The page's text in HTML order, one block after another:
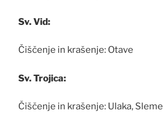
Sv. Vid:
Čiščenje in krašenje: Otave
Sv. Trojica:
Čiščenje in krašenje: Ulaka, Sleme